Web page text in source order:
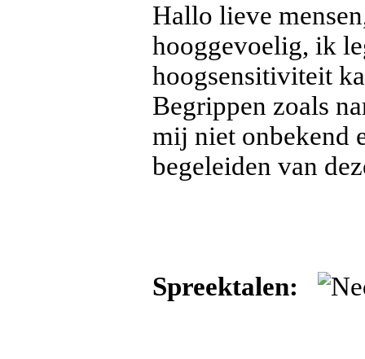
Hallo lieve
hooggevoelig, ik
hoogsensitiviteit
Begrippen zoals
mij niet onbekend
begeleiden van
Spreektalen: